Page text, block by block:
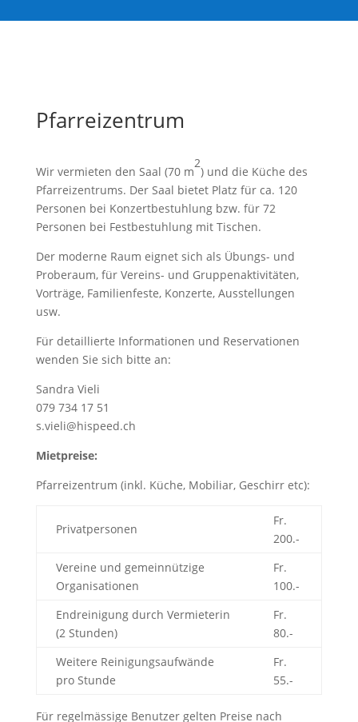
Pfarreizentrum
Wir vermieten den Saal (70 m
2
) und die Küche des
Pfarreizentrums. Der Saal bietet Platz für ca. 120
Personen bei Konzertbestuhlung bzw. für 72
Personen bei Festbestuhlung mit Tischen.
Der moderne Raum eignet sich als Übungs- und
Proberaum, für Vereins- und Gruppenaktivitäten,
Vorträge, Familienfeste, Konzerte, Ausstellungen
usw.
Für detaillierte Informationen und Reservationen
wenden Sie sich bitte an:
Sandra Vieli
079 734 17 51
s.vieli@hispeed.ch
Mietpreise:
Pfarreizentrum (inkl. Küche, Mobiliar, Geschirr etc):
Privatpersonen
Fr.
200.-
Vereine und gemeinnützige
Organisationen
Fr.
100.-
Endreinigung durch Vermieterin
(2 Stunden)
Fr.
80.-
Weitere Reinigungsaufwände
pro Stunde
Fr.
55.-
Für regelmässige Benutzer gelten Preise nach